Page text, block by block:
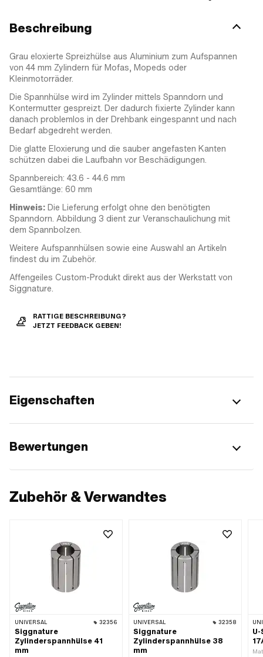
Beschreibung
Grau eloxierte Spreizhülse aus Aluminium zum Aufspannen
von 44 mm Zylindern für Mofas, Mopeds oder
Kleinmotorräder.
Die Spannhülse wird im Zylinder mittels Spanndorn und
Kontermutter gespreizt. Der dadurch fixierte Zylinder kann
danach problemlos in der Drehbank eingespannt und nach
Bedarf abgedreht werden.
Die glatte Eloxierung und die sauber angefasten Kanten
schützen dabei die Laufbahn vor Beschädigungen.
Spannbereich: 43.6 - 44.6 mm
Gesamtlänge: 60 mm
Hinweis: Die Lieferung erfolgt ohne den benötigten
Spanndorn. Abbildung 3 dient zur Veranschaulichung mit
dem Spannbolzen.
Weitere Aufspannhülsen sowie eine Auswahl an Artikeln
findest du im Zubehör.
Affengeiles Custom-Produkt direkt aus der Werkstatt von
Siggnature.
RATTIGE BESCHREIBUNG?
JETZT FEEDBACK GEBEN!
Eigenschaften
Bewertungen
Zubehör & Verwandtes
UNIVERSAL 32356
Siggnature
Zylinderspannhülse 41
mm
UNIVERSAL 32358
Siggnature
Zylinderspannhülse 38
mm